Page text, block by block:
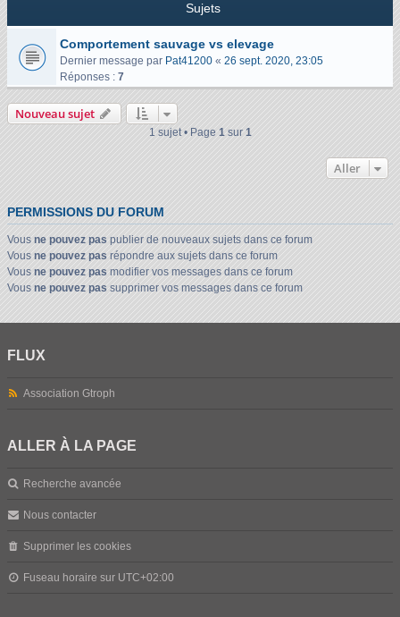
Sujets
Comportement sauvage vs elevage
Dernier message par Pat41200 « 26 sept. 2020, 23:05
Réponses : 7
Nouveau sujet
1 sujet • Page 1sur 1
Aller
PERMISSIONS DU FORUM
Vous ne pouvez pas publier de nouveaux sujets dans ce forum
Vous ne pouvez pas répondre aux sujets dans ce forum
Vous ne pouvez pas modifier vos messages dans ce forum
Vous ne pouvez pas supprimer vos messages dans ce forum
FLUX
Association Gtroph
ALLER À LA PAGE
Recherche avancée
Nous contacter
Supprimer les cookies
Fuseau horaire sur UTC+02:00